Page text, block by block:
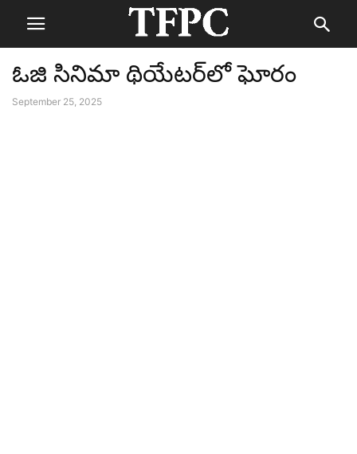
ఓజి సినిమా థియేటర్‌లో ఘోరం
September 25, 2025